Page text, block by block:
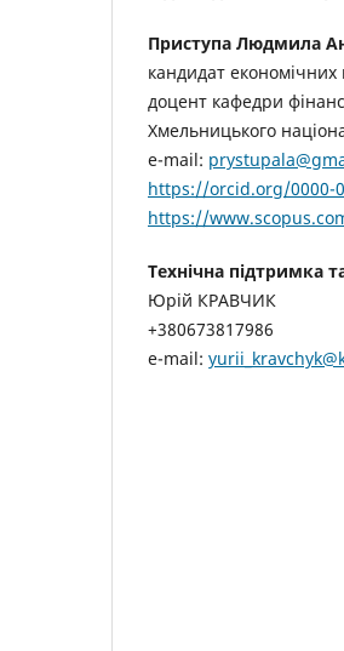
Приступа Людмила
кандидат економічних
доцент кафедри
Хмельницького
e-mail:
https://orcid.org/0000-
https://
Технічна підтримка
Юрій КРАВЧИК
+380673817986
e-mail: